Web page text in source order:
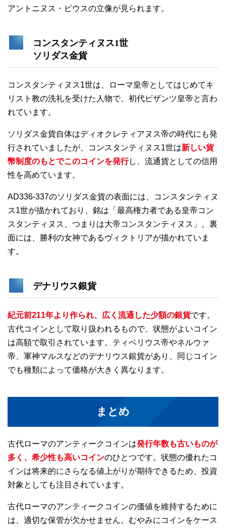
アントニヌス・ピウスの立像が見られます。
コンスタンティヌス1世
ソリダス金貨
コンスタンティヌス1世は、ローマ皇帝としてはじめてキ
リスト教の洗礼を受けた人物で、初代ビザンツ皇帝と言わ
れています。
ソリダス金貨自体はディオクレティアヌス帝の時代にも発
行されていましたが、コンスタンティヌス1世は新しい貨
幣制度のもとでこのコインを発行し、流通貨としての信用
性を高めています。
AD336-337のソリダス金貨の表面には、コンスタンティヌ
ス1世が描かれており、銘は「最高権力者である皇帝コン
スタンティヌス、つまりは大帝コンスタンティヌス」。裏
面には、勝利の女神であるヴィクトリアが描かれていま
す。
デナリウス銀貨
紀元前211年より作られ、広く流通した少額の銀貨です。
古代コインとして取り扱われるもので、状態がよいコイン
は高額で取引されています。ティベリウス帝やネルウァ
帝、軍神マルスなどのデナリウス銀貨があり、同じコイン
でも種類によって価格が大きく異なります。
まとめ
古代ローマのアンティークコインは発行年数も古いものが
多く、希少性も高いコインのひとつです。状態の優れたコ
インは将来的にさらなる値上がりが期待できるため、投資
対象としても注目されています。
古代ローマのアンティークコインの価値を維持するために
は、適切な保管が欠かせません。むやみにコインをケース